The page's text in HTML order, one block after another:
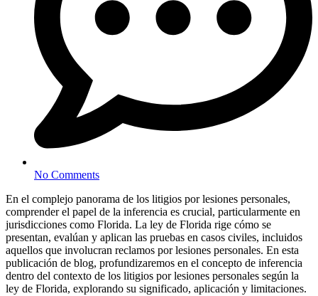
No Comments
En el complejo panorama de los litigios por lesiones personales,
comprender el papel de la inferencia es crucial, particularmente en
jurisdicciones como Florida. La ley de Florida rige cómo se
presentan, evalúan y aplican las pruebas en casos civiles, incluidos
aquellos que involucran reclamos por lesiones personales. En esta
publicación de blog, profundizaremos en el concepto de inferencia
dentro del contexto de los litigios por lesiones personales según la
ley de Florida, explorando su significado, aplicación y limitaciones.